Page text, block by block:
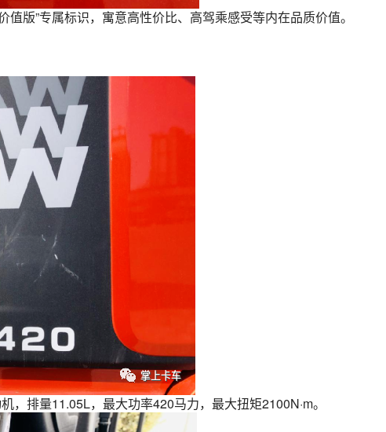
版”专属标识，寓意高性价比、高驾乘感受等内在品质价值。
排量11.05L，最大功率420马力，最大扭矩2100N·m。